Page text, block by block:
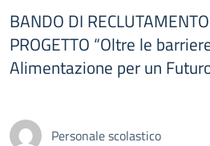
BANDO DI
PROGETTO “Oltre le
Alimentazione per un
Personale scolastico